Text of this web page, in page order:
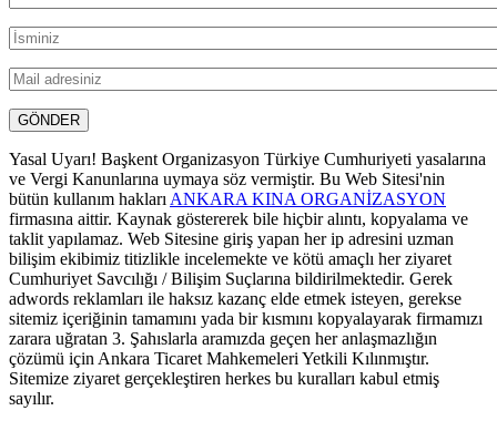
Yasal Uyarı! Başkent Organizasyon Türkiye Cumhuriyeti yasalarına
ve Vergi Kanunlarına uymaya söz vermiştir. Bu Web Sitesi'nin
bütün kullanım hakları ANKARA KINA ORGANİZASYON
firmasına aittir. Kaynak göstererek bile hiçbir alıntı, kopyalama ve
taklit yapılamaz. Web Sitesine giriş yapan her ip adresini uzman
bilişim ekibimiz titizlikle incelemekte ve kötü amaçlı her ziyaret
Cumhuriyet Savcılığı / Bilişim Suçlarına bildirilmektedir. Gerek
adwords reklamları ile haksız kazanç elde etmek isteyen, gerekse
sitemiz içeriğinin tamamını yada bir kısmını kopyalayarak firmamızı
zarara uğratan 3. Şahıslarla aramızda geçen her anlaşmazlığın
çözümü için Ankara Ticaret Mahkemeleri Yetkili Kılınmıştır.
Sitemize ziyaret gerçekleştiren herkes bu kuralları kabul etmiş
sayılır.